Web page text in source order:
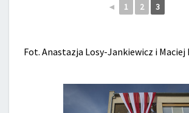
◄ 1 2 3
Fot. Anastazja Losy-Jankiewicz i Maciej